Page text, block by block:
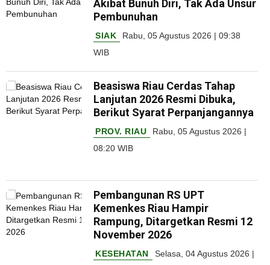
Akibat Bunuh Diri, Tak Ada Unsur
Pembunuhan
SIAK
Rabu, 05 Agustus 2026 | 09:38
WIB
Beasiswa Riau Cerdas Tahap
Lanjutan 2026 Resmi Dibuka,
Berikut Syarat Perpanjangannya
PROV. RIAU
Rabu, 05 Agustus 2026 |
08:20 WIB
Pembangunan RS UPT
Kemenkes Riau Hampir
Rampung, Ditargetkan Resmi 12
November 2026
KESEHATAN
Selasa, 04 Agustus 2026 |